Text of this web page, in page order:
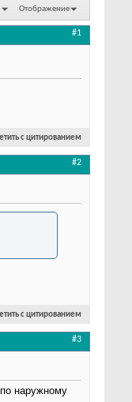
Отображение
#1
с цитированием
#2
с цитированием
#3
наружному